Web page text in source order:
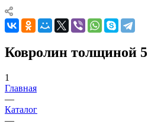
Ковролин толщиной 5
1
Главная
—
Каталог
—